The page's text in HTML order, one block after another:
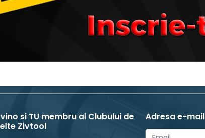
si TU membru al Clubului de
Zivtool
Adresa e-mail